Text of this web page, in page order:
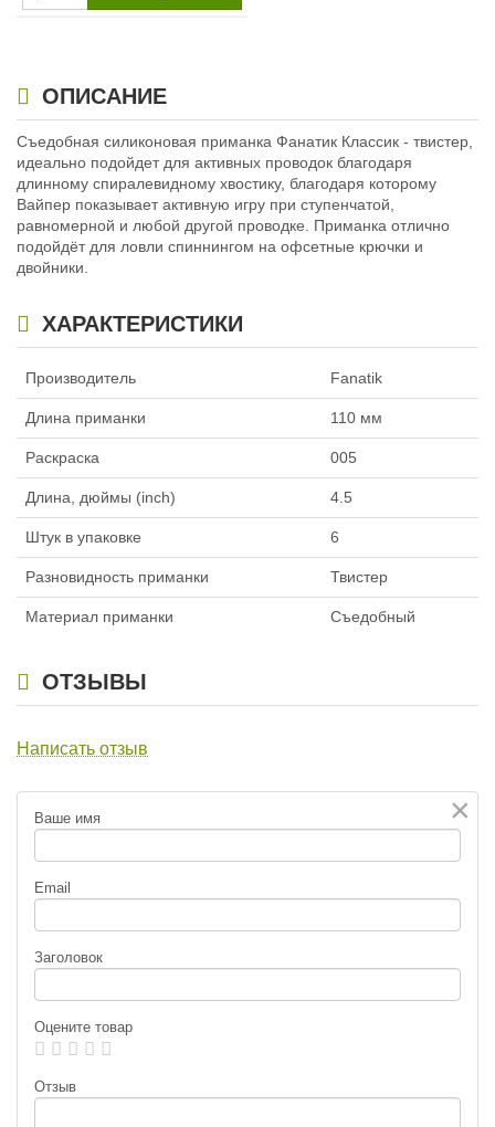
ОПИСАНИЕ
Съедобная силиконовая приманка Фанатик Классик - твистер,
идеально подойдет для активных проводок благодаря
длинному спиралевидному хвостику, благодаря которому
Вайпер показывает активную игру при ступенчатой,
равномерной и любой другой проводке. Приманка отлично
подойдёт для ловли спиннингом на офсетные крючки и
двойники.
ХАРАКТЕРИСТИКИ
Производитель Fanatik
Длина приманки 110 мм
Раскраска 005
Длина, дюймы (inch) 4.5
Штук в упаковке 6
Разновидность приманки Твистер
Материал приманки Съедобный
ОТЗЫВЫ
Написать отзыв
×
Ваше имя
Email
Заголовок
Оцените товар
Отзыв